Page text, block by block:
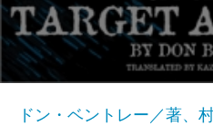
ドン・ベントレー／著、